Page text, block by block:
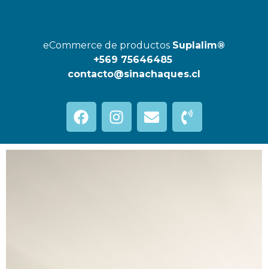
eCommerce de productos Suplalim®
+569 75646485
contacto@sinachaques.cl